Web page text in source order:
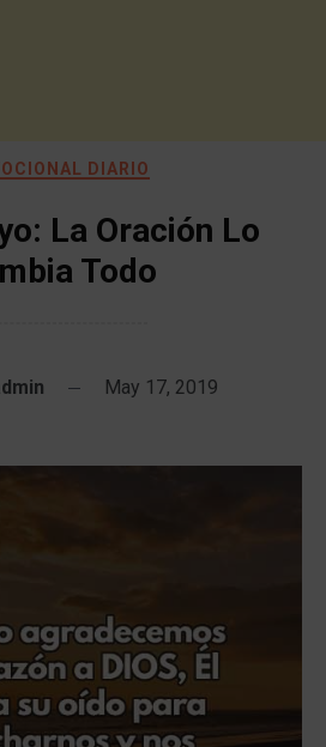
DIARIO
La Oración Lo
Todo
May 17, 2019